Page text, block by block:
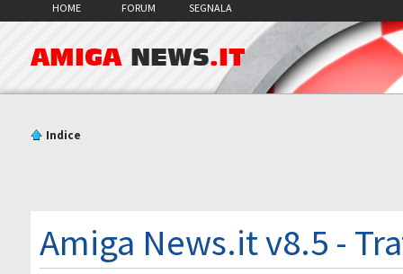
HOME FORUM SEGNALA
AMIGA NEWS.IT
Indice
Amiga News.it v8.5 -